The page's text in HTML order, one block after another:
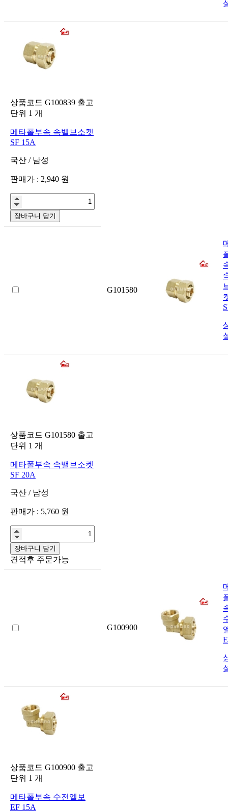
상품코드 G100839 출고
단위 1 개
메타폴부속 속밸브소켓
SF 15A
국산 / 남성
판매가 : 2,940 원
장바구니 담기
G101580
상품코드 G101580 출고
단위 1 개
메타폴부속 속밸브소켓
SF 20A
국산 / 남성
판매가 : 5,760 원
장바구니 담기
견적후 주문가능
G100900
상품코드 G100900 출고
단위 1 개
메타폴부속 수전엘보
EF 15A